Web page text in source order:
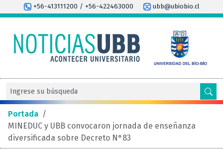
+56-413111200 / +56-422463000 ubb@ubiobio.cl
Portada /
MINEDUC y UBB convocaron jornada de enseñanza
diversificada sobre Decreto N°83